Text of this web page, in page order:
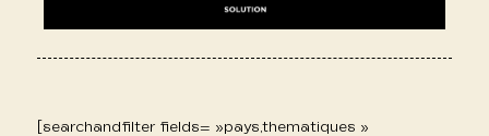
[searchandfilter fields= »pays,thematiques »